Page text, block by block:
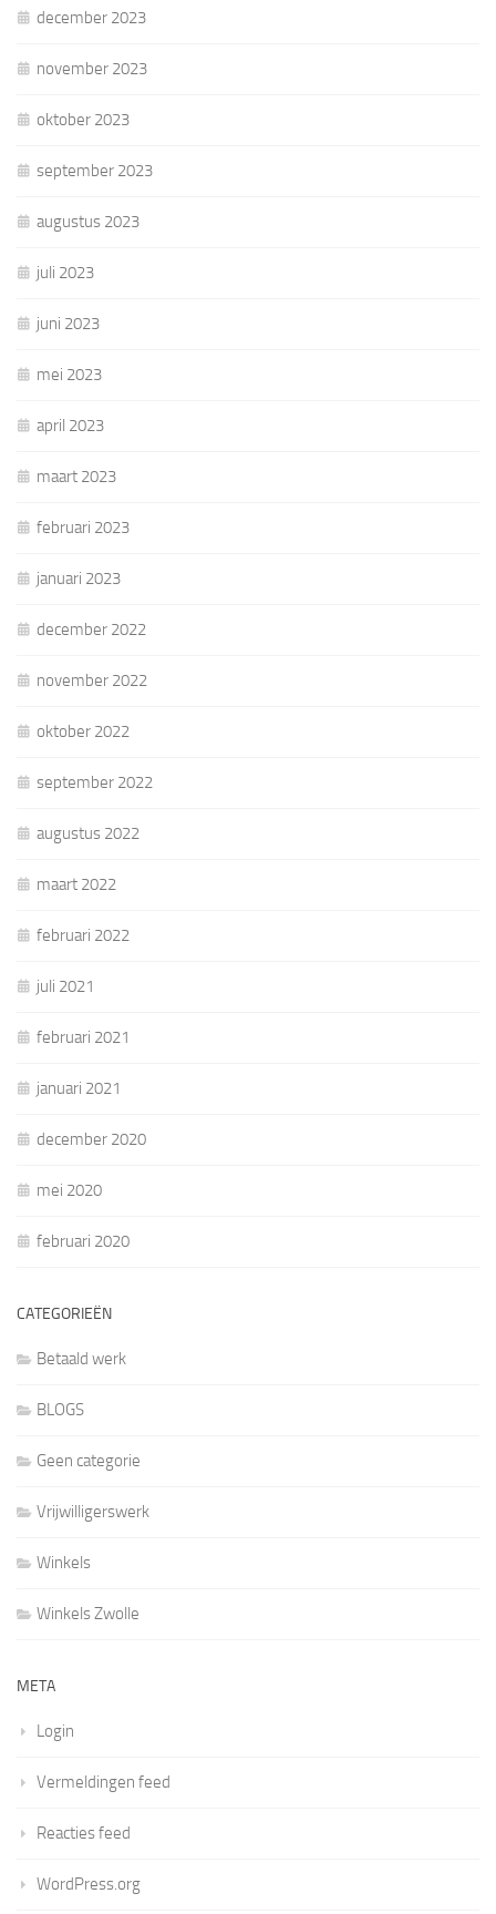
december 2023
november 2023
oktober 2023
september 2023
augustus 2023
juli 2023
juni 2023
mei 2023
april 2023
maart 2023
februari 2023
januari 2023
december 2022
november 2022
oktober 2022
september 2022
augustus 2022
maart 2022
februari 2022
juli 2021
februari 2021
januari 2021
december 2020
mei 2020
februari 2020
CATEGORIEËN
Betaald werk
BLOGS
Geen categorie
Vrijwilligerswerk
Winkels
Winkels Zwolle
META
Login
Vermeldingen feed
Reacties feed
WordPress.org